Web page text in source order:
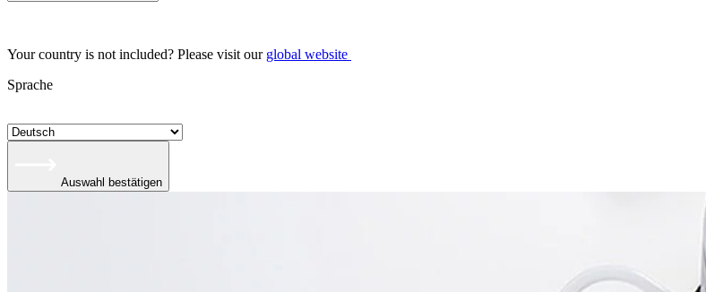
Your country is not included? Please visit our global website
Sprache
Auswahl bestätigen